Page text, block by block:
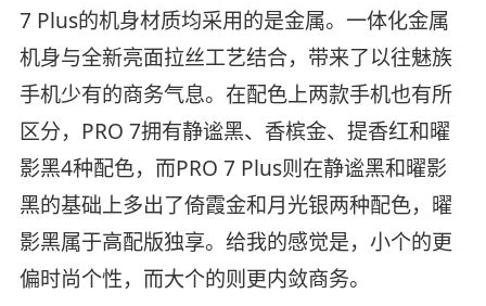
7 Plus的机身材质均采用的是金属。一体化金属
机身与全新亮面拉丝工艺结合，带来了以往魅族
手机少有的商务气息。在配色上两款手机也有所
区分，PRO 7拥有静谧黑、香槟金、提香红和曜
影黑4种配色，而PRO 7 Plus则在静谧黑和曜影
黑的基础上多出了倚霞金和月光银两种配色，曜
影黑属于高配版独享。给我的感觉是，小个的更
偏时尚个性，而大个的则更内敛商务。